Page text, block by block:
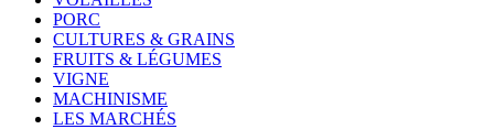
PORC
CULTURES & GRAINS
FRUITS & LÉGUMES
VIGNE
MACHINISME
LES MARCHÉS